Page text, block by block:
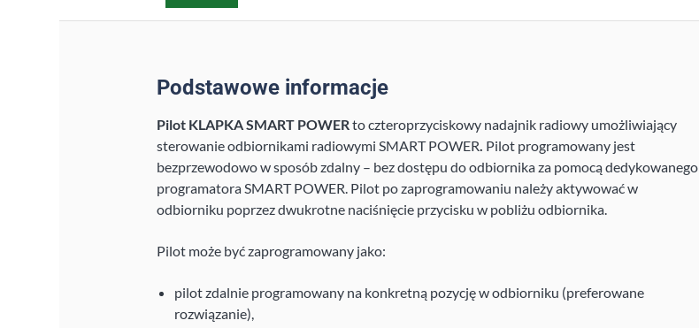
Podstawowe informacje
Pilot KLAPKA SMART POWERto czteroprzyciskowy nadajnik radiowy umożliwiający
sterowanie odbiornikami radiowymi SMART POWER. Pilot programowany jest
bezprzewodowo w sposób zdalny – bez dostępu do odbiornika za pomocą dedykowanego
programatora SMART POWER. Pilot po zaprogramowaniu należy aktywować w
odbiorniku poprzez dwukrotne naciśnięcie przycisku w pobliżu odbiornika.
Pilot może być zaprogramowany jako:
pilot zdalnie programowany na konkretną pozycję w odbiorniku (preferowane
rozwiązanie),